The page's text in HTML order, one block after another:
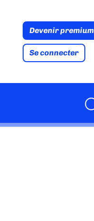
Devenir premium
Se connecter